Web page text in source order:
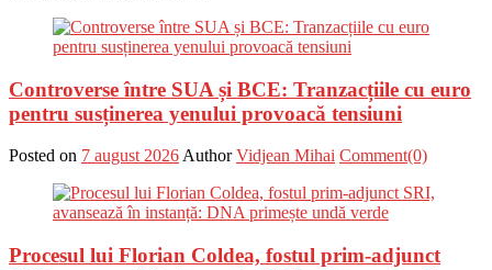
Controverse între SUA și BCE: Tranzacțiile cu euro
pentru susținerea yenului provoacă tensiuni
Posted on 7 august 2026 Author Vidjean Mihai Comment(0)
Procesul lui Florian Coldea, fostul prim-adjunct